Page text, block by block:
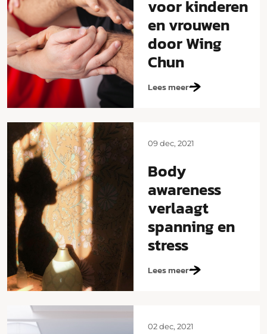
voor kinderen
en vrouwen
door Wing
Chun
Lees meer
09 dec, 2021
Body
awareness
verlaagt
spanning en
stress
Lees meer
02 dec, 2021